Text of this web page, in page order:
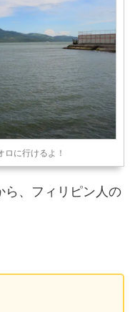
に行けるよ！
ら、フィリピン人の